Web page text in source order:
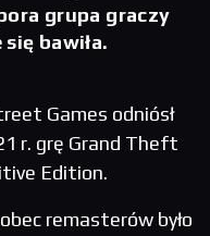
grupa graczy
bawiła.
Games odniósł
r. grę Grand Theft
Edition.
remasterów było